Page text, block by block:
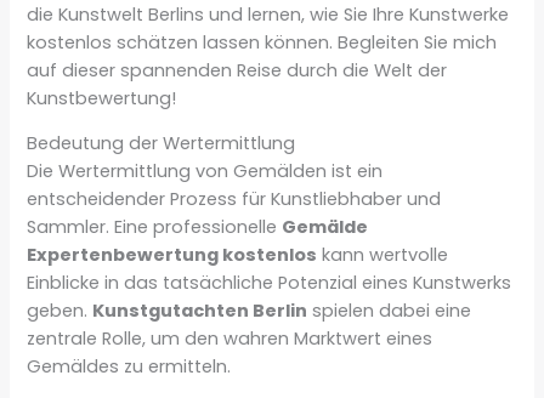
die Kunstwelt Berlins und lernen, wie Sie Ihre Kunstwerke
kostenlos schätzen lassen können. Begleiten Sie mich
auf dieser spannenden Reise durch die Welt der
Kunstbewertung!
Bedeutung der Wertermittlung
Die Wertermittlung von Gemälden ist ein
entscheidender Prozess für Kunstliebhaber und
Sammler. Eine professionelle Gemälde
Expertenbewertung kostenlos kann wertvolle
Einblicke in das tatsächliche Potenzial eines Kunstwerks
geben. Kunstgutachten Berlin spielen dabei eine
zentrale Rolle, um den wahren Marktwert eines
Gemäldes zu ermitteln.